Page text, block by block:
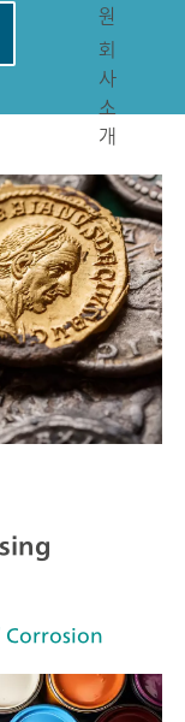
원
회
사
소
개